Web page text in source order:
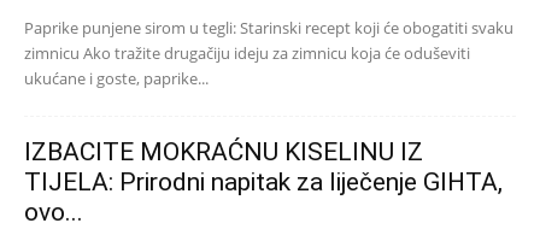
Paprike punjene sirom u tegli: Starinski recept koji će obogatiti svaku
zimnicu Ako tražite drugačiju ideju za zimnicu koja će oduševiti
ukućane i goste, paprike...
IZBACITE MOKRAĆNU KISELINU IZ
TIJELA: Prirodni napitak za liječenje GIHTA,
ovo...